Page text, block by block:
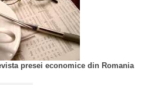
presei economice din Romania